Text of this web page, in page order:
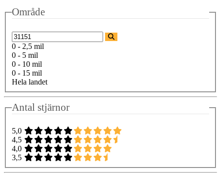
Område
0 - 2,5 mil
0 - 5 mil
0 - 10 mil
0 - 15 mil
Hela landet
Antal stjärnor
5,0
4,5
4,0
3,5